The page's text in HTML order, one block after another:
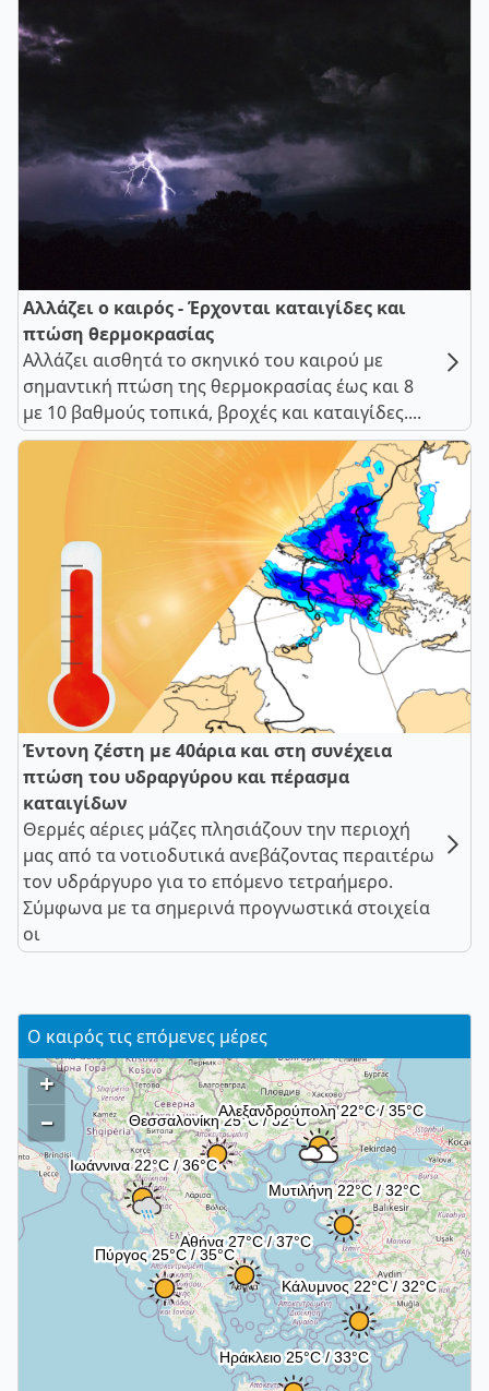
Αλλάζει ο καιρός - Έρχονται καταιγίδες και
πτώση θερμοκρασίας
Αλλάζει αισθητά το σκηνικό του καιρού με
σημαντική πτώση της θερμοκρασίας έως και 8
με 10 βαθμούς τοπικά, βροχές και καταιγίδες....
Έντονη ζέστη με 40άρια και στη συνέχεια
πτώση του υδραργύρου και πέρασμα
καταιγίδων
Θερμές αέριες μάζες πλησιάζουν την περιοχή
μας από τα νοτιοδυτικά ανεβάζοντας περαιτέρω
τον υδράργυρο για το επόμενο τετραήμερο.
Σύμφωνα με τα σημερινά προγνωστικά στοιχεία
οι
Ο καιρός τις επόμενες μέρες
+
–